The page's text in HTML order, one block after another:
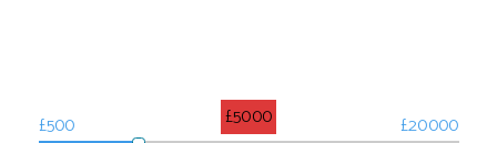
£500 £5000 £20000